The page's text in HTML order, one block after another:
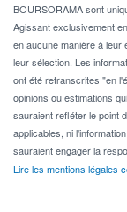
BOURSORAMA sont
Agissant exclusivement
en aucune manière à leur
leur sélection. Les
ont été retranscrites "en
opinions ou estimations
sauraient refléter le point
applicables, ni
sauraient engager la
Lire les mentions légales